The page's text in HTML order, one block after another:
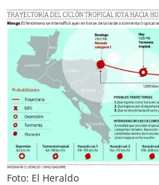
Foto: El Heraldo